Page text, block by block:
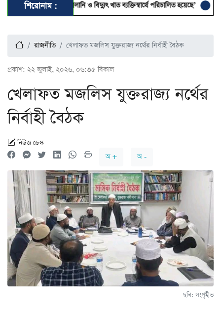
শিরোনাম :
আমলে দেশের জ্বালানি ও বিদ্যুৎ খাত ব্যক্তিস্বার্থে পরিচালিত হয়েছে’ অলি
রাজনীতি খেলাফত মজলিস যুক্তরাজ্য নর্থের নির্বাহী বৈঠক
প্রকাশ: ২২ জুলাই, ২০২৬, ০৬:৩৫ বিকাল
খেলাফত মজলিস যুক্তরাজ্য নর্থের
নির্বাহী বৈঠক
নিউজ ডেস্ক
অ +
অ -
ছবি: সংগৃহীত